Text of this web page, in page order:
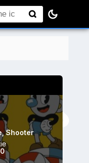
Rechercher
,Shooter